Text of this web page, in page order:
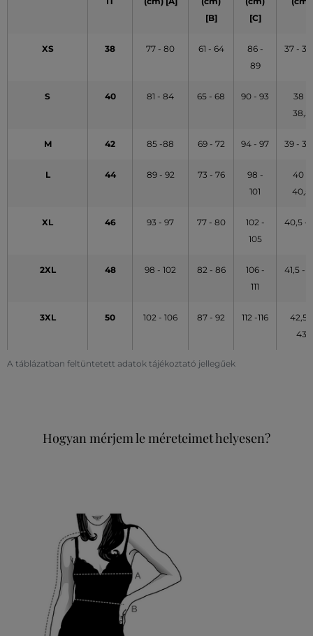
A táblázatban feltüntetett adatok tájékoztató jellegűek
[B]
[C]
XS 38 77 - 80 61 - 64
86 -
89
37 -
S 40 81 - 84 65 - 68 90 - 93
38 -
38,5
M 42 85 -88 69 - 72 94 - 97 39 -
L 44 89 - 92 73 - 76
98 -
101
40 -
40,5
XL 46 93 - 97 77 - 80
102 -
105
40,5 -
2XL 48 98 - 102 82 - 86
106 -
111
41,5 -
3XL 50 102 - 106 87 - 92 112 -116
42,5 -
43
Hogyan mérjem le méreteimet helyesen?